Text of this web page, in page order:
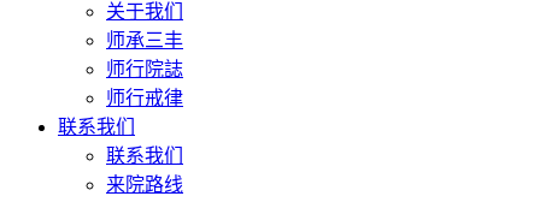
关于我们
师承三丰
师行院誌
师行戒律
联系我们
联系我们
来院路线